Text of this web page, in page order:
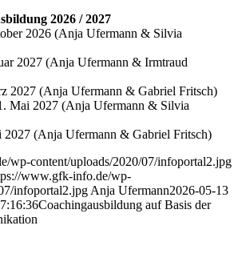
2026 / 2027
2026 (Anja Ufermann & Silvia
2027 (Anja Ufermann & Irmtraud
2027 (Anja Ufermann & Gabriel Fritsch)
Mai 2027 (Anja Ufermann & Silvia
2027 (Anja Ufermann & Gabriel Fritsch)
wp-content/uploads/2020/07/infoportal2.jpg
www.gfk-info.de/wp-
infoportal2.jpgAnja Ufermann2026-05-13
Coachingausbildung auf Basis der